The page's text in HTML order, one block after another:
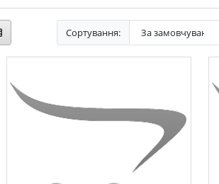
Сортування: